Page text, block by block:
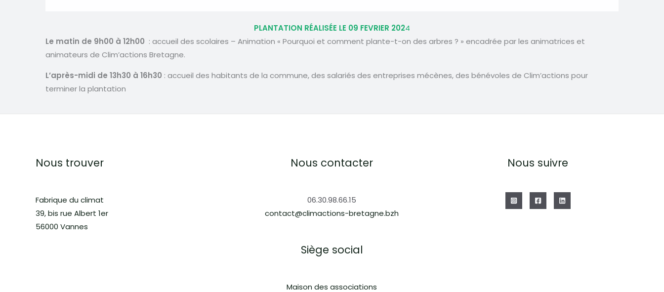
PLANTATION RÉALISÉE LE 09 FEVRIER 2024
Le matin de 9h00 à 12h00 : accueil des scolaires – Animation « Pourquoi et comment plante-t-on des arbres ? » encadrée par les animatrices et
animateurs de Clim’actions Bretagne.
L’après-midi de 13h30 à 16h30 : accueil des habitants de la commune, des salariés des entreprises mécènes, des bénévoles de Clim’actions pour
terminer la plantation
Nous trouver
Fabrique du climat
39, bis rue Albert 1er
56000 Vannes
Nous contacter
06.30.98.66.15
contact@climactions-bretagne.bzh
Siège social
Maison des associations
Nous suivre